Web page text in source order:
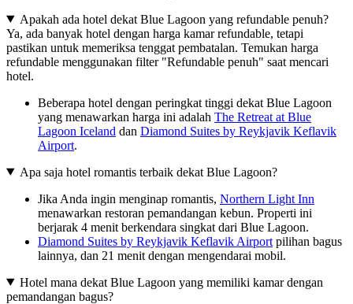
Apakah ada hotel dekat Blue Lagoon yang refundable penuh?
Ya, ada banyak hotel dengan harga kamar refundable, tetapi
pastikan untuk memeriksa tenggat pembatalan. Temukan harga
refundable menggunakan filter "Refundable penuh" saat mencari
hotel.
Beberapa hotel dengan peringkat tinggi dekat Blue Lagoon
yang menawarkan harga ini adalah The Retreat at Blue
Lagoon Iceland dan Diamond Suites by Reykjavik Keflavik
Airport.
Apa saja hotel romantis terbaik dekat Blue Lagoon?
Jika Anda ingin menginap romantis, Northern Light Inn
menawarkan restoran pemandangan kebun. Properti ini
berjarak 4 menit berkendara singkat dari Blue Lagoon.
Diamond Suites by Reykjavik Keflavik Airport pilihan bagus
lainnya, dan 21 menit dengan mengendarai mobil.
Hotel mana dekat Blue Lagoon yang memiliki kamar dengan
pemandangan bagus?